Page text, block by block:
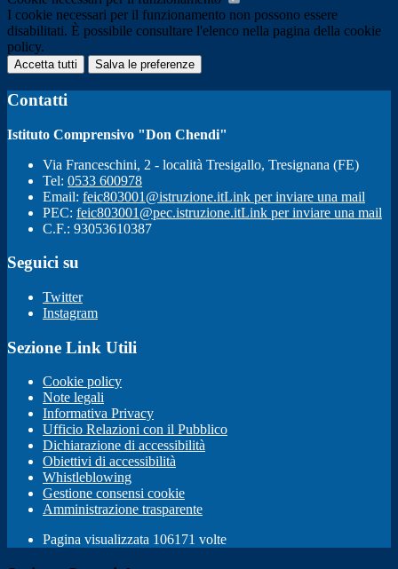
I cookie necessari per il funzionamento non possono essere
disabilitati. È possibile consultare l'elenco nella pagina della cookie
policy.
Accetta tutti Salva le preferenze
Contatti
Istituto Comprensivo "Don Chendi"
Via Franceschini, 2 - località Tresigallo, Tresignana (FE)
Tel: 0533 600978
Email: feic803001@istruzione.itLink per inviare una mail
PEC: feic803001@pec.istruzione.itLink per inviare una mail
C.F.: 93053610387
Seguici su
Twitter
Instagram
Sezione Link Utili
Cookie policy
Note legali
Informativa Privacy
Ufficio Relazioni con il Pubblico
Dichiarazione di accessibilità
Obiettivi di accessibilità
Whistleblowing
Gestione consensi cookie
Amministrazione trasparente
Pagina visualizzata 106171 volte